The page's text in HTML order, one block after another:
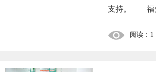
支持。 福州
阅读：1